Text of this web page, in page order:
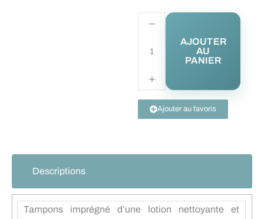
AJOUTER
AU
PANIER
Ajouter au favoris
Descriptions
Tampons imprégné d’une lotion nettoyante et